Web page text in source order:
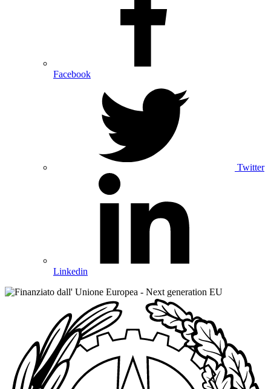
Facebook
Twitter
Linkedin